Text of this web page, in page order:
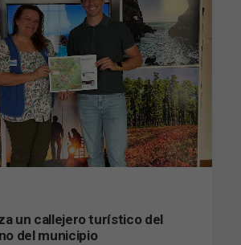
un callejero turístico del
del municipio